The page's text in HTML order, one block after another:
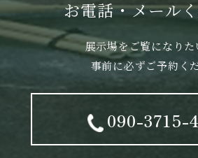
お電話・メール
展示場をご覧になり
事前に必ずご予約く
090-3715-